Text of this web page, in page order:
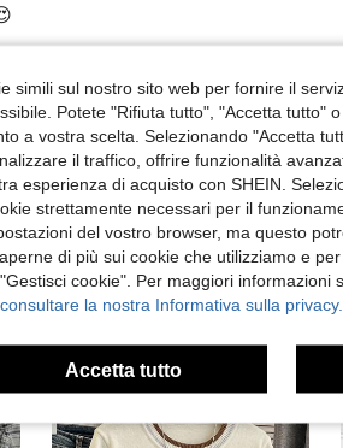
Utile (0)
simili sul nostro sito web per fornire il
Potete "Rifiuta tutto", "Accetta tutto"
a vostra scelta. Selezionando "Accetta
il traffico, offrire funzionalità
esperienza di acquisto con SHEIN.
strettamente necessari per il
del vostro browser, ma questo
di più sui cookie che utilizziamo e
cookie". Per maggiori informazioni
la nostra Informativa sulla privacy.
Accetta tutto